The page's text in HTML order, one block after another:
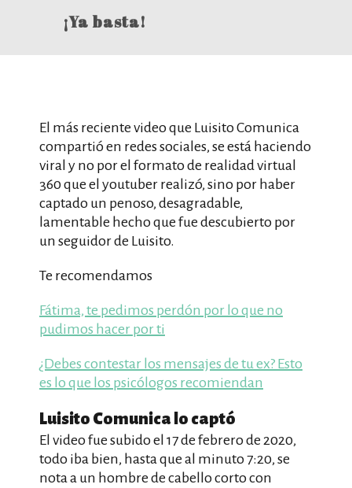
¡Ya basta!
El más reciente video que Luisito Comunica
compartió en redes sociales, se está haciendo
viral y no por el formato de realidad virtual
360 que el youtuber realizó, sino por haber
captado un penoso, desagradable,
lamentable hecho que fue descubierto por
un seguidor de Luisito.
Te recomendamos
Fátima, te pedimos perdón por lo que no
pudimos hacer por ti
¿Debes contestar los mensajes de tu ex? Esto
es lo que los psicólogos recomiendan
Luisito Comunica lo captó
El video fue subido el 17 de febrero de 2020,
todo iba bien, hasta que al minuto 7:20, se
nota a un hombre de cabello corto con